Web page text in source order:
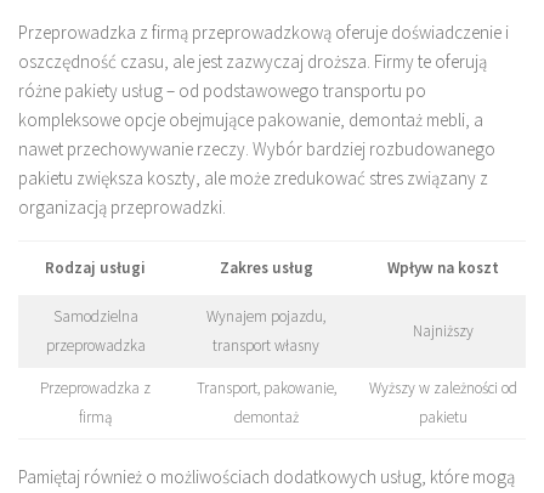
Przeprowadzka z firmą przeprowadzkową oferuje doświadczenie i
oszczędność czasu, ale jest zazwyczaj droższa. Firmy te oferują
różne pakiety usług – od podstawowego transportu po
kompleksowe opcje obejmujące pakowanie, demontaż mebli, a
nawet przechowywanie rzeczy. Wybór bardziej rozbudowanego
pakietu zwiększa koszty, ale może zredukować stres związany z
organizacją przeprowadzki.
Rodzaj usługi Zakres usług Wpływ na koszt
Samodzielna
przeprowadzka
Wynajem pojazdu,
transport własny
Najniższy
Przeprowadzka z
firmą
Transport, pakowanie,
demontaż
Wyższy w zależności od
pakietu
Pamiętaj również o możliwościach dodatkowych usług, które mogą